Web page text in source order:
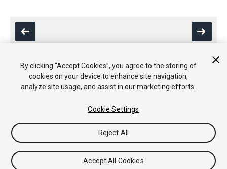
Copyright © 2019 Unity Technologies. Publication 2019.1
チュートリアル
Answers フォーラム
情報を販売または共有しない
Your Privacy Choices (Cookie Settings)
フィードバック
By clicking “Accept Cookies”, you agree to the storing of
cookies on your device to enhance site navigation,
analyze site usage, and assist in our marketing efforts.
Cookie Settings
Reject All
Accept All Cookies